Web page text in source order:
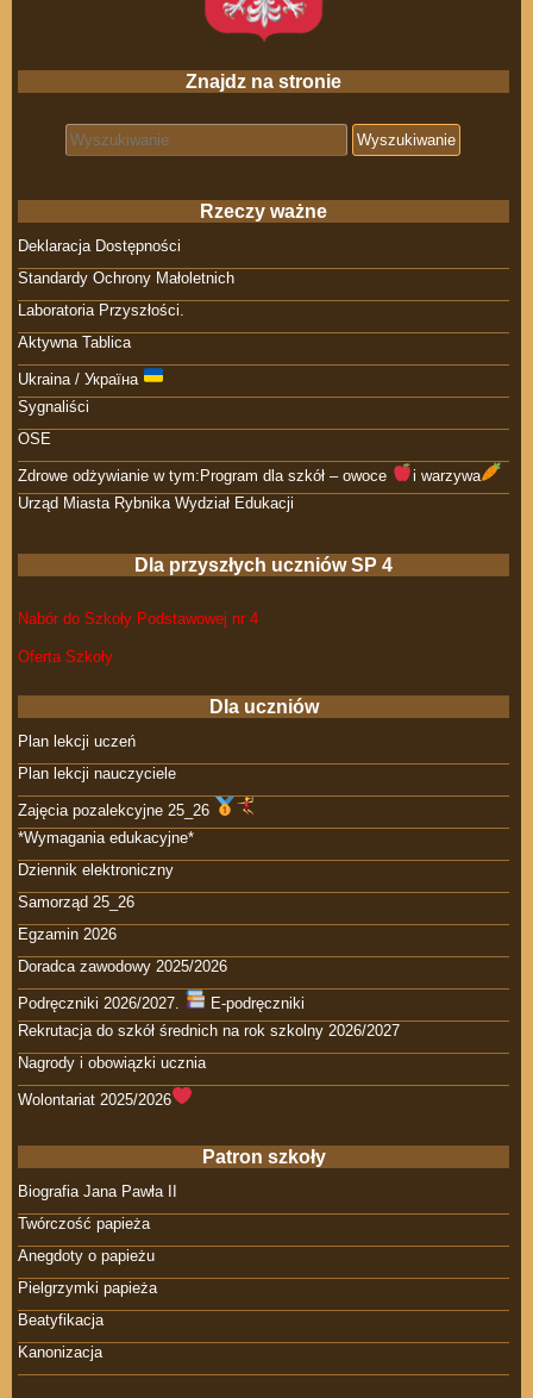
Znajdz na stronie
Search for:
Rzeczy ważne
Deklaracja Dostępności
Standardy Ochrony Małoletnich
Laboratoria Przyszłości.
Aktywna Tablica
Ukraina / Україна
Sygnaliści
OSE
Zdrowe odżywianie w tym:Program dla szkół – owoce
i warzywa
Urząd Miasta Rybnika Wydział Edukacji
Dla przyszłych uczniów SP 4
Nabór do Szkoły Podstawowej nr 4
Oferta Szkoły
Dla uczniów
Plan lekcji uczeń
Plan lekcji nauczyciele
Zajęcia pozalekcyjne 25_26
*Wymagania edukacyjne*
Dziennik elektroniczny
Samorząd 25_26
Egzamin 2026
Doradca zawodowy 2025/2026
Podręczniki 2026/2027.
E-podręczniki
Rekrutacja do szkół średnich na rok szkolny 2026/2027
Nagrody i obowiązki ucznia
Wolontariat 2025/2026
Patron szkoły
Biografia Jana Pawła II
Twórczość papieża
Anegdoty o papieżu
Pielgrzymki papieża
Beatyfikacja
Kanonizacja